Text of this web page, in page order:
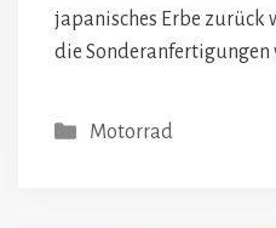
japanisches Erbe zurück
die Sonderanfertigungen
Kategorien
Motorrad